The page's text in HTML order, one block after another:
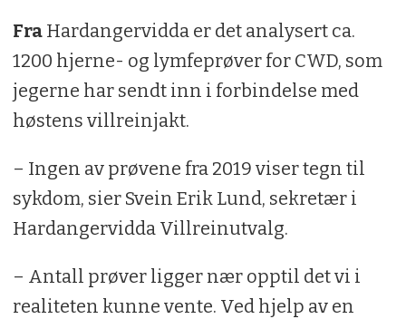
Fra Hardangervidda er det analysert ca.
1200 hjerne- og lymfeprøver for CWD, som
jegerne har sendt inn i forbindelse med
høstens villreinjakt.
– Ingen av prøvene fra 2019 viser tegn til
sykdom, sier Svein Erik Lund, sekretær i
Hardangervidda Villreinutvalg.
– Antall prøver ligger nær opptil det vi i
realiteten kunne vente. Ved hjelp av en